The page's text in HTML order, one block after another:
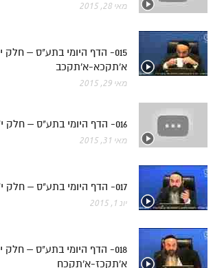
אודות האתר
אודות האתר
בעל הסולם
לאתר ספר הרב
דף היומי בזוהר הקדוש
מאי 28, 2015
015- הדף היומי בתע"ס – חלק
א'תקכא-א'תקכב
מאי 29, 2015
016- הדף היומי בתע"ס – חלק י"ד – א'תקכג-א'תקכד
מאי 31, 2015
017- הדף היומי בתע"ס – חלק י"ד – א'תקכה-א'תקכו
יונ 1, 2015
018- הדף היומי בתע"ס – חלק
א'תקכז-א'תקכח